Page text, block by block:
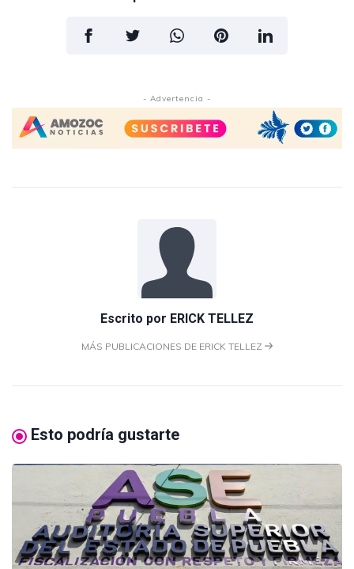
- Advertencia -
Escrito por ERICK TELLEZ
MÁS PUBLICACIONES DE ERICK TELLEZ
Esto podría gustarte